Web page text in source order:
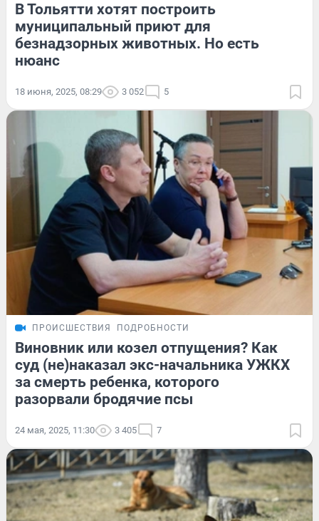
В Тольятти хотят построить
муниципальный приют для
безнадзорных животных. Но есть
нюанс
18 июня, 2025, 08:29 3 052 5
ПРОИСШЕСТВИЯ ПОДРОБНОСТИ
Виновник или козел отпущения? Как
суд (не)наказал экс-начальника УЖКХ
за смерть ребенка, которого
разорвали бродячие псы
24 мая, 2025, 11:30 3 405 7